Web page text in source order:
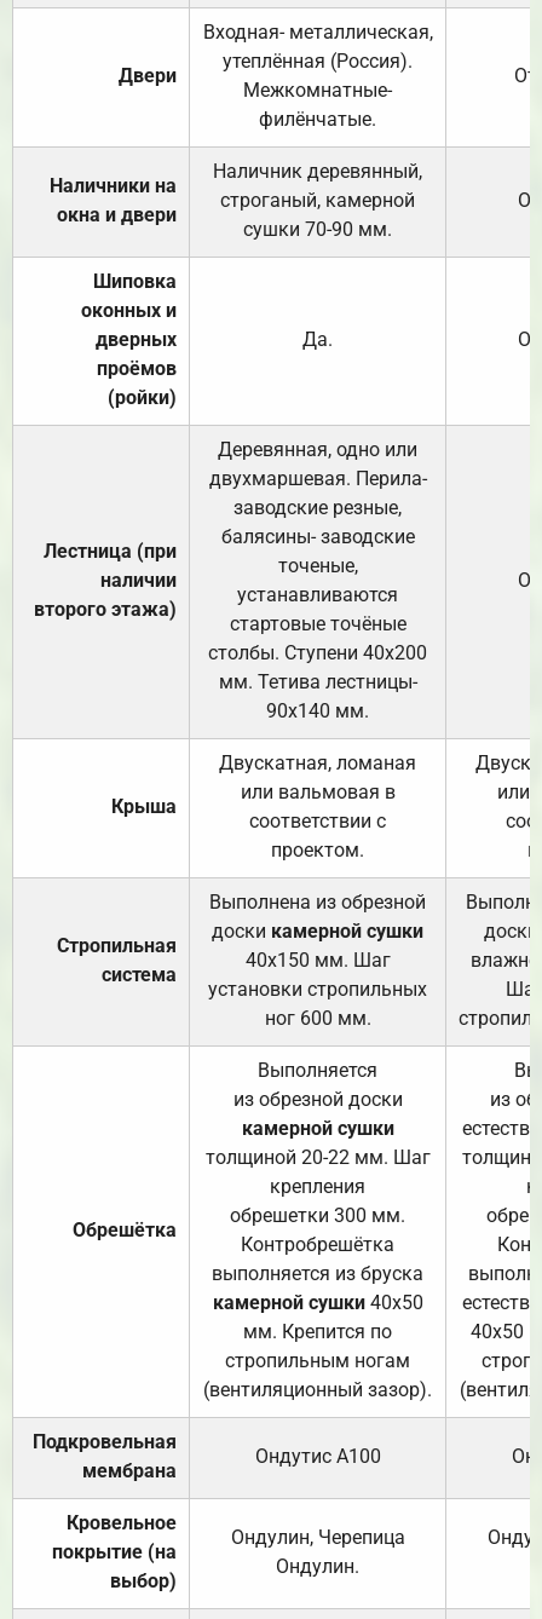
Двери
Входная- металлическая,
утеплённая (Россия).
Межкомнатные-
филёнчатые.
Наличники на
окна и двери
Наличник деревянный,
строганый, камерной
сушки 70-90 мм.
Шиповка
оконных и
дверных
проёмов
(ройки)
Да.
Лестница (при
наличии
второго этажа)
Деревянная, одно или
двухмаршевая. Перила-
заводские резные,
балясины- заводские
точеные,
устанавливаются
стартовые точёные
столбы. Ступени 40х200
мм. Тетива лестницы-
90х140 мм.
Крыша
Двускатная, ломаная
или вальмовая в
соответствии с
проектом.
или
Стропильная
система
Выполнена из обрезной
доски камерной сушки
40х150 мм. Шаг
установки стропильных
ног 600 мм.
доски
Обрешётка
Выполняется
из обрезной доски
камерной сушки
толщиной 20-22 мм. Шаг
крепления
обрешетки 300 мм.
Контробрешётка
выполняется из бруска
камерной сушки40х50
мм. Крепится по
стропильным ногам
(вентиляционный зазор).
из
40х50
Подкровельная
мембрана
Ондутис А100
Кровельное
покрытие (на
выбор)
Ондулин, Черепица
Ондулин.